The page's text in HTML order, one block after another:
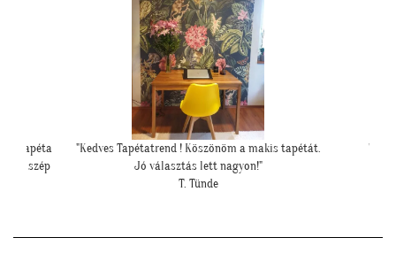
a tapéta
szép
"Kedves Tapétatrend ! Köszönöm a makis tapétát.
Jó választás lett nagyon!"
T. Tünde